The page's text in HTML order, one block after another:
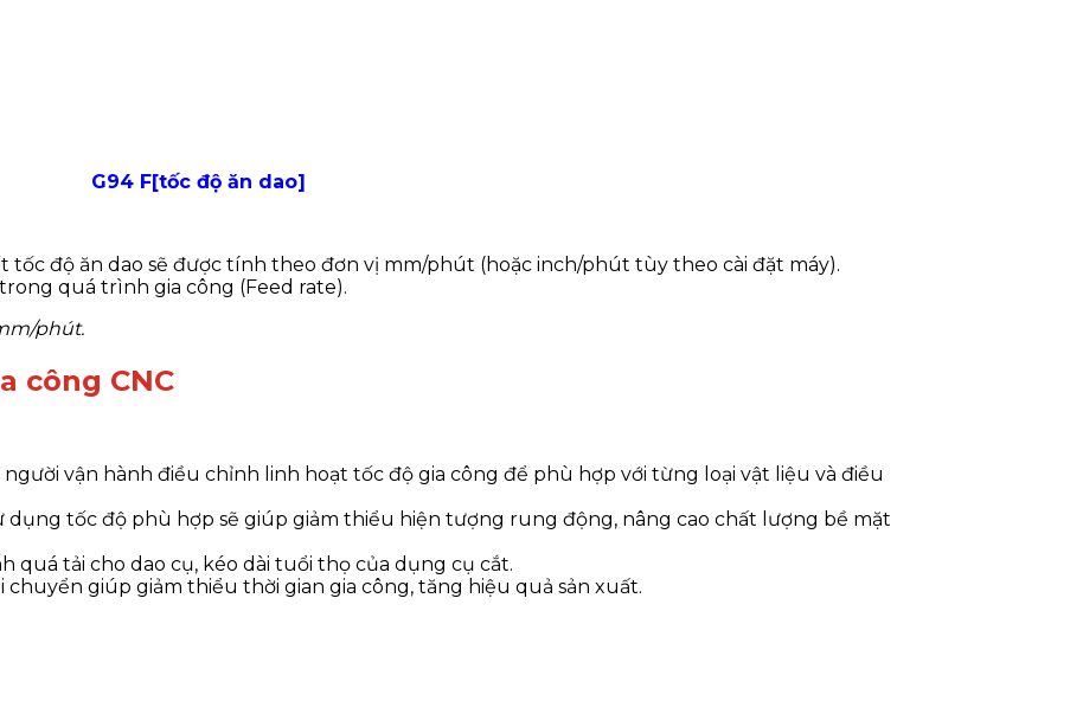
G94 F[tốc độ ăn dao]
tốc độ ăn dao sẽ được tính theo đơn vị mm/phút (hoặc inch/phút tùy theo cài đặt máy).
quá trình gia công (Feed rate).
phút.
công CNC
vận hành điều chỉnh linh hoạt tốc độ gia công để phù hợp với từng loại vật liệu và điều
dụng tốc độ phù hợp sẽ giúp giảm thiểu hiện tượng rung động, nâng cao chất lượng bề mặt
quá tải cho dao cụ, kéo dài tuổi thọ của dụng cụ cắt.
chuyển giúp giảm thiểu thời gian gia công, tăng hiệu quả sản xuất.